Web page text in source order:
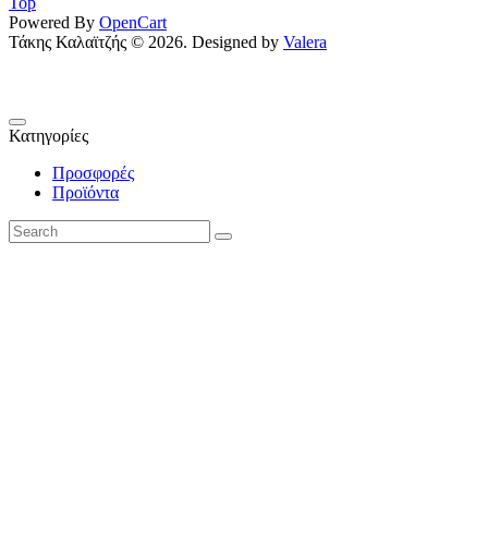
Powered By OpenCart
Τάκης Καλαϊτζής © 2026. Designed by Valera
Κατηγορίες
Προσφορές
Προϊόντα